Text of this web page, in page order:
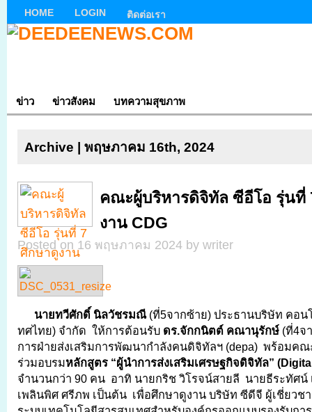
HOME LOGIN ติดต่อเรา
ข่าว ข่าวสังคม บทความสุขภาพ
Archive | พฤษภาคม 16th, 2024
คณะผู้บริหารดิจิทัล ซีอีโอ รุ่นที่
งาน CDG
Posted on 16 พฤษภาคม 2024 by writer
นายทวีศักดิ์ นิลวัชรมณี(ที่5จากซ้าย) ประธานบริษัท คอน
ทศไทย) จำกัด ให้การต้อนรับ ดร.จักกนิตต์ คณานุรักษ์ (ที่4จ
การฝ่ายส่งเสริมการพัฒนากำลังคนดิจิทัลฯ (depa) พร้อมคณ
ร่วมอบรมหลักสูตร “ผู้นำการส่งเสริมเศรษฐกิจดิจิทัล” (
จำนวนกว่า 90 คน อาทิ นายกริช วิโรจน์สายลี นายธีระทัศน์
เพลินพิศ ศรีภพ เป็นต้น เพื่อศึกษาดูงาน บริษัท ซีดีจี ผู้เชี่ยว